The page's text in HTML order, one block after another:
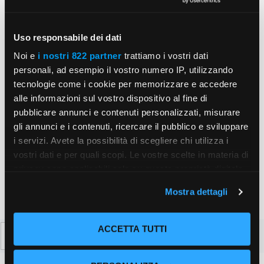
Uso responsabile dei dati
Noi e i nostri 822 partner trattiamo i vostri dati
personali, ad esempio il vostro numero IP, utilizzando
tecnologie come i cookie per memorizzare e accedere
alle informazioni sul vostro dispositivo al fine di
pubblicare annunci e contenuti personalizzati, misurare
gli annunci e i contenuti, ricercare il pubblico e sviluppare
i servizi. Avete la possibilità di scegliere chi utilizza i
vostri dati e per quali scopi. Le vostre scelte in materia di
modificare o revocare il proprio consenso in qualsiasi
momento dalla Dichiarazione sui cookie o facendo clic
sull'icona di attivazione della privacy.
Con il tuo consenso, vorremmo anche:
Mostra dettagli
ACCETTA TUTTI
Email
Sito
web
Salva il mio nome, email e sito web in questo
browser per la prossima volta che commento.
per: